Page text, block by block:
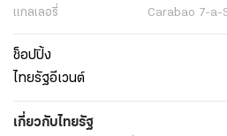
แกลเลอรี่
Carabao 7-a-
ช็อปปิ้ง
ไทยรัฐอีเวนต์
เกี่ยวกับไทยรัฐ